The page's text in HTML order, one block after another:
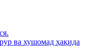
ва хушомад ҳақида